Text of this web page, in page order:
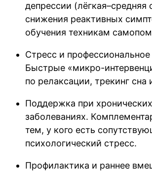
депрессии (лёгкая–средняя
снижения реактивных
обучения техникам
Стресс и
Быстрые «микро-
по релаксации, трекинг сна
Поддержка при хронических
заболеваниях.
тем, у кого есть
психологический стресс.
Профилактика и раннее